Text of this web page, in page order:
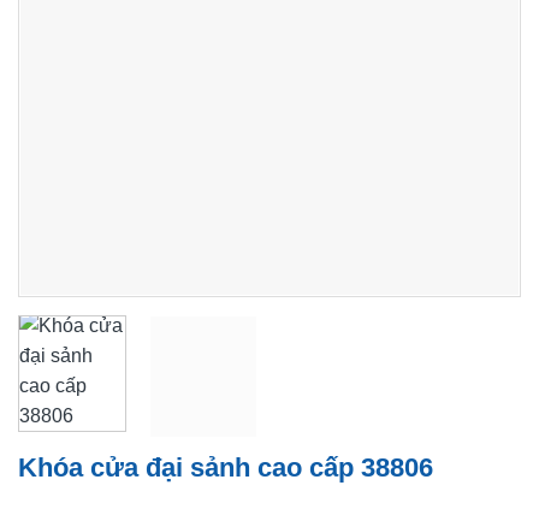
Khóa cửa đại sảnh cao cấp 38806